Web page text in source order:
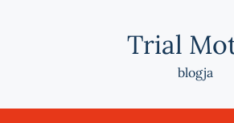
Trial
blogja